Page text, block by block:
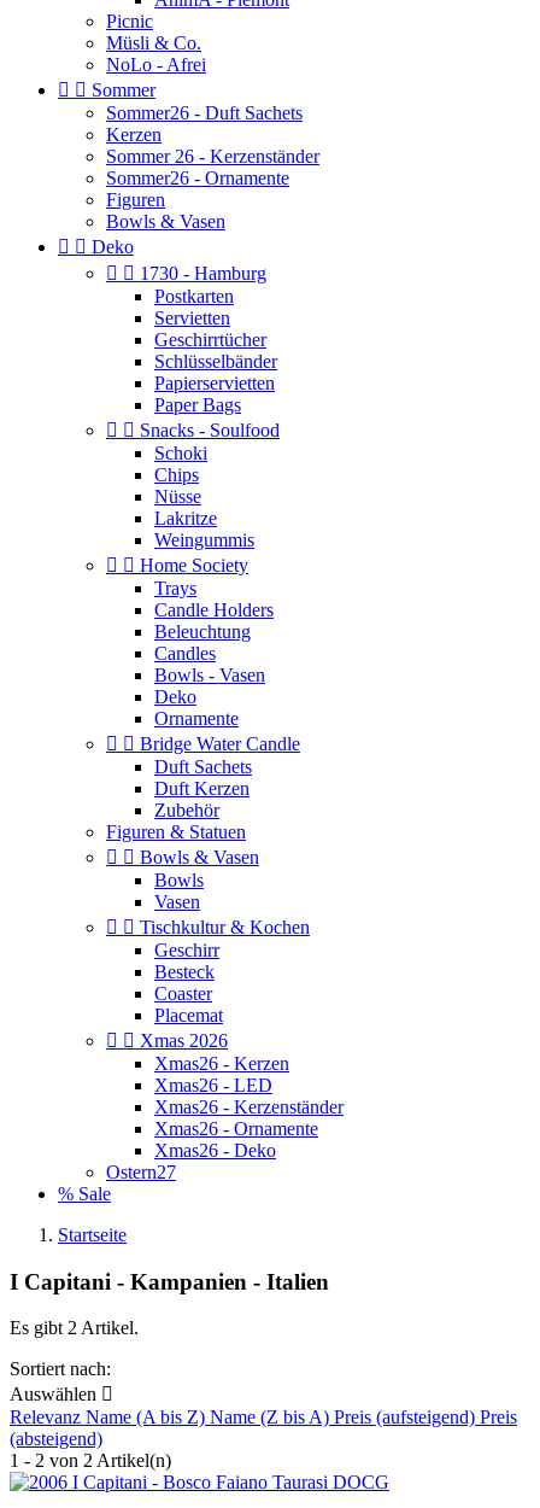
Picnic
Müsli & Co.
NoLo - Afrei
  Sommer
Sommer26 - Duft Sachets
Kerzen
Sommer 26 - Kerzenständer
Sommer26 - Ornamente
Figuren
Bowls & Vasen
  Deko
  1730 - Hamburg
Postkarten
Servietten
Geschirrtücher
Schlüsselbänder
Papierservietten
Paper Bags
  Snacks - Soulfood
Schoki
Chips
Nüsse
Lakritze
Weingummis
  Home Society
Trays
Candle Holders
Beleuchtung
Candles
Bowls - Vasen
Deko
Ornamente
  Bridge Water Candle
Duft Sachets
Duft Kerzen
Zubehör
Figuren & Statuen
  Bowls & Vasen
Bowls
Vasen
  Tischkultur & Kochen
Geschirr
Besteck
Coaster
Placemat
  Xmas 2026
Xmas26 - Kerzen
Xmas26 - LED
Xmas26 - Kerzenständer
Xmas26 - Ornamente
Xmas26 - Deko
Ostern27
% Sale
Startseite
I Capitani - Kampanien - Italien
Es gibt 2 Artikel.
Sortiert nach:
Auswählen 
Relevanz Name (A bis Z) Name (Z bis A) Preis (aufsteigend) Preis
(absteigend)
1 - 2 von 2 Artikel(n)